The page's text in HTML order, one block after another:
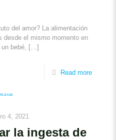
del amor? La alimentación
desde el mismo momento en
bebé, […]
Read more
4, 2021
la ingesta de